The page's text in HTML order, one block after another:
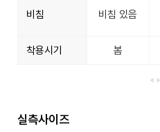
비침 비침 있음
착용시기 봄
실측사이즈